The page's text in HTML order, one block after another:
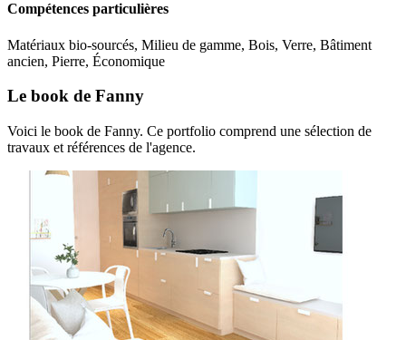
Compétences particulières
Matériaux bio-sourcés, Milieu de gamme, Bois, Verre, Bâtiment
ancien, Pierre, Économique
Le book de Fanny
Voici le book de Fanny. Ce portfolio comprend une sélection de
travaux et références de l'agence.